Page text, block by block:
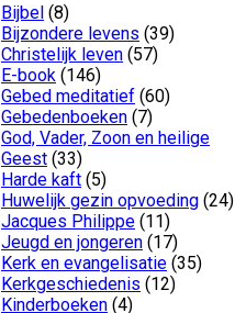
Bijbel (8)
Bijzondere levens (39)
Christelijk leven (57)
E-book (146)
Gebed meditatief (60)
Gebedenboeken (7)
God, Vader, Zoon en heilige
Geest (33)
Harde kaft (5)
Huwelijk gezin opvoeding (24)
Jacques Philippe (11)
Jeugd en jongeren (17)
Kerk en evangelisatie (35)
Kerkgeschiedenis (12)
Kinderboeken (4)